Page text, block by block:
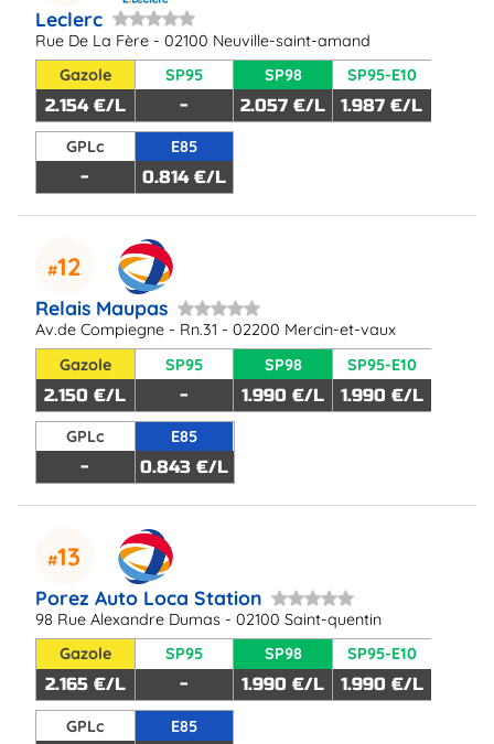
Leclerc
Rue De La Fère - 02100 Neuville-saint-amand
Gazole
2.154 €/L
SP95
-
SP98
2.057 €/L
SP95-E10
1.987 €/L
GPLc
-
E85
0.814 €/L
12
Relais Maupas
Av.de Compiegne - Rn.31 - 02200 Mercin-et-vaux
Gazole
2.150 €/L
SP95
-
SP98
1.990 €/L
SP95-E10
1.990 €/L
GPLc
-
E85
0.843 €/L
13
Porez Auto Loca Station
98 Rue Alexandre Dumas - 02100 Saint-quentin
Gazole
2.165 €/L
SP95
-
SP98
1.990 €/L
SP95-E10
1.990 €/L
GPLc E85